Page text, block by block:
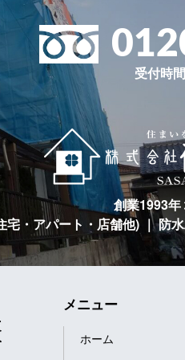
受付時
創業1993年
宅・アパート・店舗他) ｜ 防
メニュー
ホーム